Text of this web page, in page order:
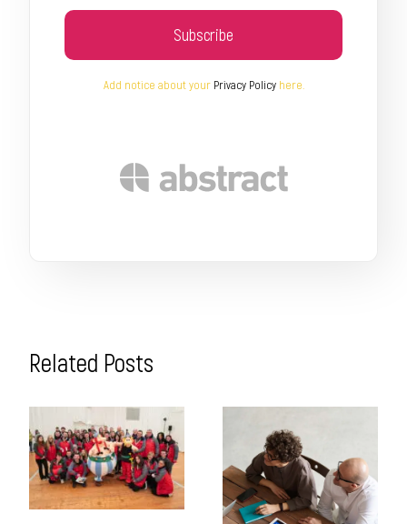
Subscribe
Add notice about your Privacy Policyhere.
Related Posts